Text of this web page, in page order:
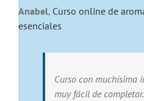
Anabel, Curso online de
esenciales
Curso con muchísima
muy fácil de